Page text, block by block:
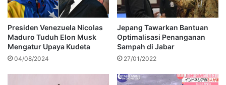
Presiden Venezuela Nicolas
Maduro Tuduh Elon Musk
Mengatur Upaya Kudeta
04/08/2024
Jepang Tawarkan Bantuan
Optimalisasi Penanganan
Sampah di Jabar
27/01/2022